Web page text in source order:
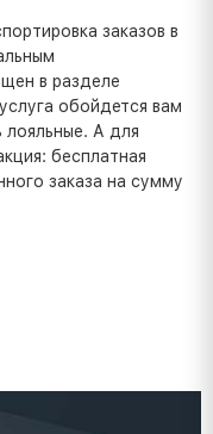
заказов в
в разделе
обойдется вам
лояльные. А для
бесплатная
заказа на сумму